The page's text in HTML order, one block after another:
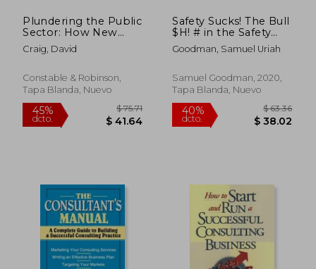
45%
dcto.
$ 65.78
$ 36.18
45%
dcto.
Plundering the Public
Sector: How New
Labour Are Letting
Consultants Run Off
Money (en Inglés)
Craig, David
Constable & Robinson,
Tapa Blanda, Nuevo
Safety Sucks! The Bull
$H! # in the Safety
Profession They
Don’T Tell you About.
Goodman, Samuel Uriah
Samuel Goodman, 2020,
Tapa Blanda, Nuevo